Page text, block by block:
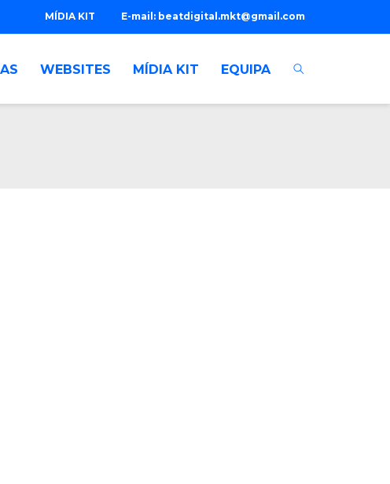
E-mail: beatdigital.mkt@gmail.com
MÍDIA KIT
WEBSITES MÍDIA KIT EQUIPA